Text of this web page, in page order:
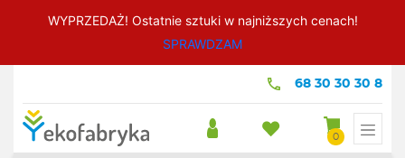
WYPRZEDAŻ! Ostatnie sztuki w najniższych cenach!
SPRAWDZAM
68 30 30 30 8
0